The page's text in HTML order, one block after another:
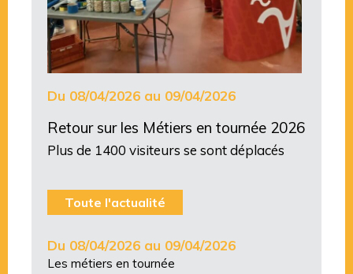
Du 08/04/2026 au 09/04/2026
Retour sur les Métiers en tournée 2026
Plus de 1400 visiteurs se sont déplacés
Toute l'actualité
Du 08/04/2026 au 09/04/2026
Les métiers en tournée